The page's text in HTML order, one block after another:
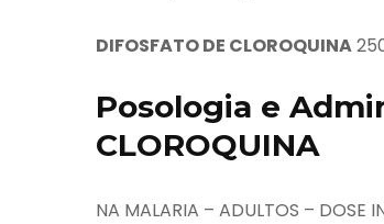
DIFOSFATO DE CLOROQUINA
Posologia e
CLOROQUINA
NA MALARIA – ADULTOS – DOSE